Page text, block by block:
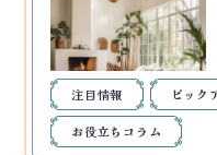
注目情報 ピック
お役立ちコラム